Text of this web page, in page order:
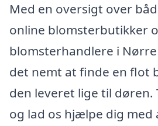
Med en oversigt over
online blomsterbutikker
blomsterhandlere i
det nemt at finde en flot
den leveret lige til døren.
og lad os hjælpe dig med